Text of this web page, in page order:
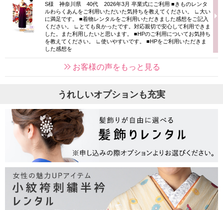
S様 神奈川県 40代 2026年3月 卒業式にご利用 ■きものレンタ
ルわらくあんをご利用いただいた気持ちを教えてください。 ∟大い
に満足です。 ■着物レンタルをご利用いただきました感想をご記入
ください。 ∟とても良かったです。対応親切で安心して利用できま
した。また利用したいと思います。 ■HPのご利用についてお気持ち
を教えてください。 ∟使いやすいです。 ■HPをご利用いただきま
した感想を
お客様の声をもっと見る
うれしいオプションも充実